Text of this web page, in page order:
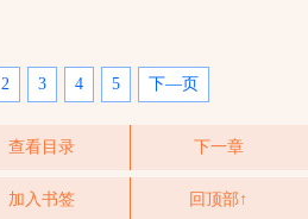
2 3 4 5 下—页
查看目录 下一章
加入书签 回顶部↑